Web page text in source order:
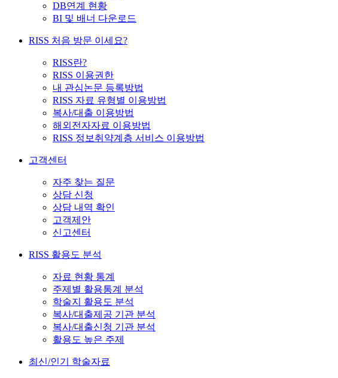
DB연계 현황
BI 및 배너 다운로드
RISS 처음 방문 이세요?
RISS란?
RISS 이용권한
내 관심논문 등록방법
RISS 자료 유형별 이용방법
복사/대출 이용방법
해외전자자료 이용방법
RISS 정보취약계층 서비스 이용방법
고객센터
자주 찾는 질문
상담 신청
상담 내역 확인
고객제안
신고센터
RISS 활용도 분석
자료 현황 통계
주제별 활용통계 분석
학술지 활용도 분석
복사/대출제공 기관 분석
복사/대출신청 기관 분석
활용도 높은 주제
최신/인기 학술자료